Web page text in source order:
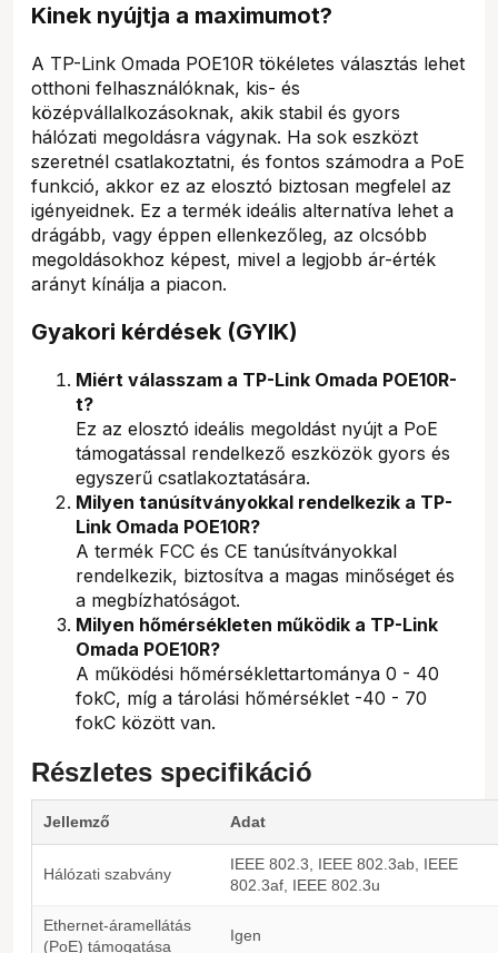
Kinek nyújtja a maximumot?
A TP-Link Omada POE10R tökéletes választás lehet
otthoni felhasználóknak, kis- és
középvállalkozásoknak, akik stabil és gyors
hálózati megoldásra vágynak. Ha sok eszközt
szeretnél csatlakoztatni, és fontos számodra a PoE
funkció, akkor ez az elosztó biztosan megfelel az
igényeidnek. Ez a termék ideális alternatíva lehet a
drágább, vagy éppen ellenkezőleg, az olcsóbb
megoldásokhoz képest, mivel a legjobb ár-érték
arányt kínálja a piacon.
Gyakori kérdések (GYIK)
Miért válasszam a TP-Link Omada POE10R-
t?
Ez az elosztó ideális megoldást nyújt a PoE
támogatással rendelkező eszközök gyors és
egyszerű csatlakoztatására.
Milyen tanúsítványokkal rendelkezik a TP-
Link Omada POE10R?
A termék FCC és CE tanúsítványokkal
rendelkezik, biztosítva a magas minőséget és
a megbízhatóságot.
Milyen hőmérsékleten működik a TP-Link
Omada POE10R?
A működési hőmérséklettartománya 0 - 40
fokC, míg a tárolási hőmérséklet -40 - 70
fokC között van.
Részletes specifikáció
Jellemző Adat
Hálózati szabvány
IEEE 802.3, IEEE 802.3ab, IEEE
802.3af, IEEE 802.3u
Ethernet-áramellátás
(PoE) támogatása
Igen